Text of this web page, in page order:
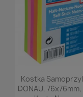

Kostka
DONAU,